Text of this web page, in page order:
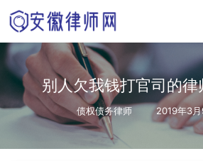
别人欠我钱打官司的
债权债务律师 2019年3月